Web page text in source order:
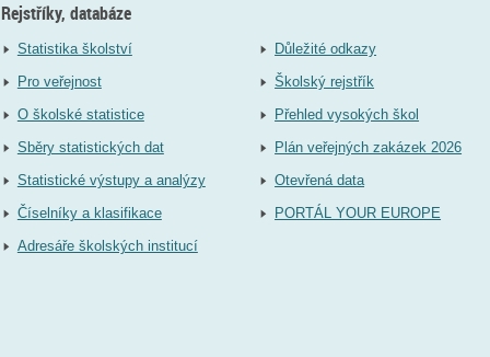
Rejstříky, databáze
Statistika školství
Pro veřejnost
O školské statistice
Sběry statistických dat
Statistické výstupy a analýzy
Číselníky a klasifikace
Adresáře školských institucí
Důležité odkazy
Školský rejstřík
Přehled vysokých škol
Plán veřejných zakázek 2026
Otevřená data
PORTÁL YOUR EUROPE